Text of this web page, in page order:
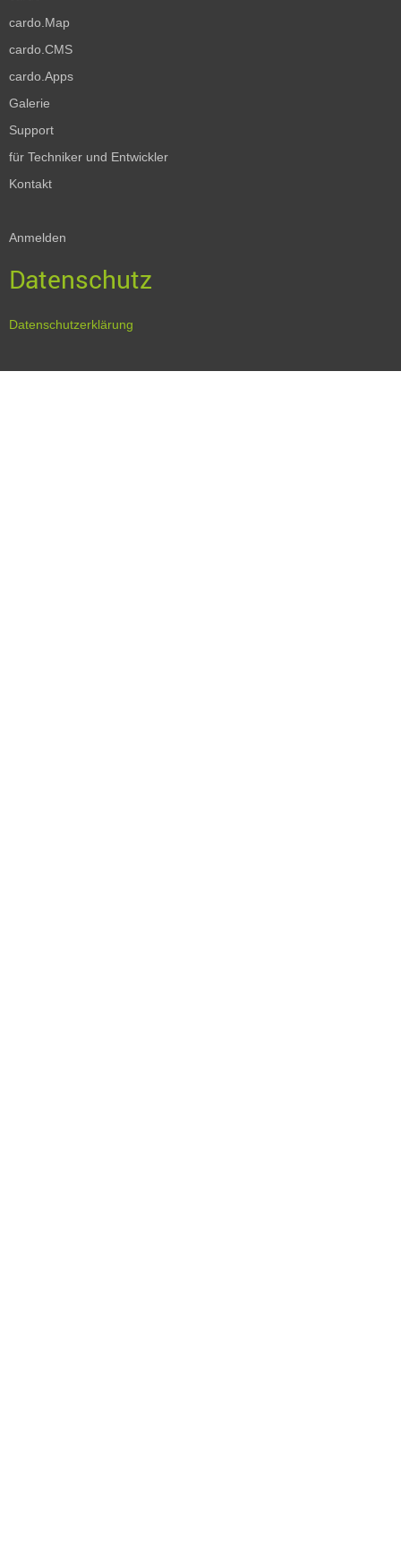
cardo.Map
cardo.CMS
cardo.Apps
Galerie
Support
für Techniker und Entwickler
Kontakt
Anmelden
Datenschutz
Datenschutzerklärung